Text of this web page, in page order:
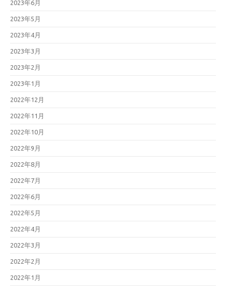
2023年6月
2023年5月
2023年4月
2023年3月
2023年2月
2023年1月
2022年12月
2022年11月
2022年10月
2022年9月
2022年8月
2022年7月
2022年6月
2022年5月
2022年4月
2022年3月
2022年2月
2022年1月